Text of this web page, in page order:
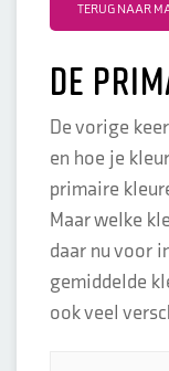
TERUG NAAR
de
De vorige
en hoe je
primaire
Maar welke
daar nu voor
gemiddelde
ook veel